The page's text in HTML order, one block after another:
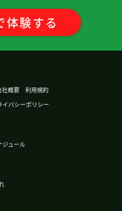
した。しかも、読み取り
と一緒にテキストを勉強
年半で読む力が付いたと感
ではスマホが普及している
になりました。しかし、ま
ません。アウトプットを
す。引き続き４級に向けて
います。これからもよろし
体験する
社概要
利用規約
イバシーポリシー
ジュール